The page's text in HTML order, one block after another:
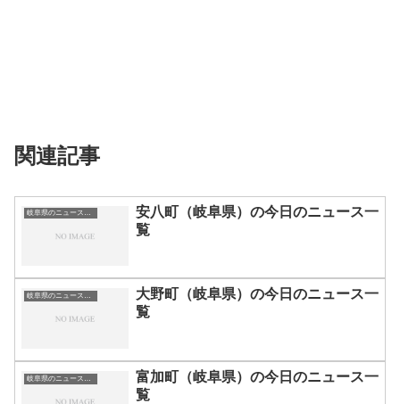
関連記事
岐阜県のニュース一覧
安八町（岐阜県）の今日のニュース一
覧
岐阜県のニュース一覧
大野町（岐阜県）の今日のニュース一
覧
岐阜県のニュース一覧
富加町（岐阜県）の今日のニュース一
覧